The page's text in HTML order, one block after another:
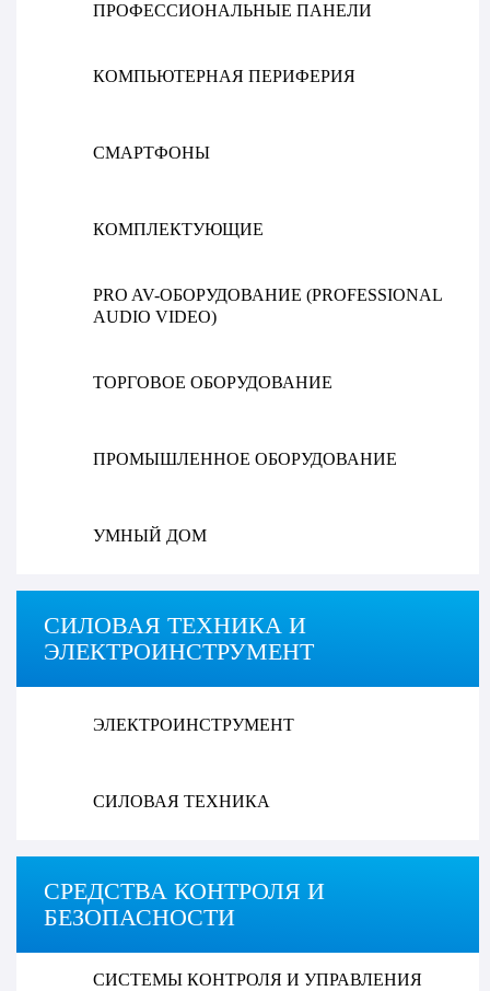
ПРОФЕССИОНАЛЬНЫЕ ПАНЕЛИ
КОМПЬЮТЕРНАЯ ПЕРИФЕРИЯ
СМАРТФОНЫ
КОМПЛЕКТУЮЩИЕ
PRO AV-ОБОРУДОВАНИЕ (PROFESSIONAL
AUDIO VIDEO)
ТОРГОВОЕ ОБОРУДОВАНИЕ
ПРОМЫШЛЕННОЕ ОБОРУДОВАНИЕ
УМНЫЙ ДОМ
СИЛОВАЯ ТЕХНИКА И
ЭЛЕКТРОИНСТРУМЕНТ
ЭЛЕКТРОИНСТРУМЕНТ
СИЛОВАЯ ТЕХНИКА
СРЕДСТВА КОНТРОЛЯ И
БЕЗОПАСНОСТИ
СИСТЕМЫ КОНТРОЛЯ И УПРАВЛЕНИЯ